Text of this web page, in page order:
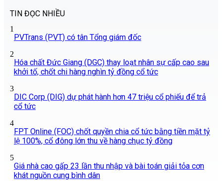
TIN ĐỌC NHIỀU
1
PVTrans (PVT) có tân Tổng giám đốc
2
Hóa chất Đức Giang (DGC) thay loạt nhân sự cấp cao sau
khởi tố, chốt chi hàng nghìn tỷ đồng cổ tức
3
DIC Corp (DIG) dự phát hành hơn 47 triệu cổ phiếu để trả
cổ tức
4
FPT Online (FOC) chốt quyền chia cổ tức bằng tiền mặt tỷ
lệ 100%, cổ đông lớn thu về hàng chục tỷ đồng
5
Giá nhà cao gấp 23 lần thu nhập và bài toán giải tỏa cơn
khát nguồn cung bình dân